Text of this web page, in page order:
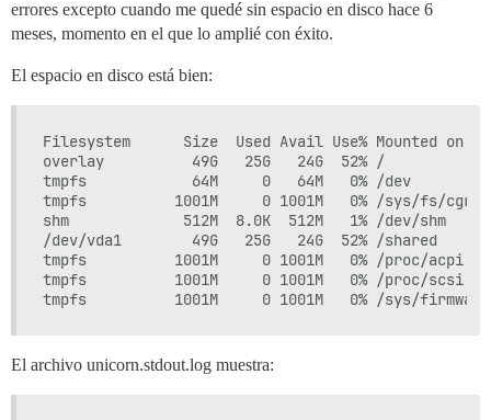
errores excepto cuando me quedé sin espacio en disco hace 6
meses, momento en el que lo amplié con éxito.
El espacio en disco está bien:
Filesystem      Size  Used Avail Use% Mounted on
overlay          49G   25G   24G  52% /
tmpfs            64M     0   64M   0% /dev
tmpfs          1001M     0 1001M   0% /sys/fs/
shm             512M  8.0K  512M   1% /dev/shm
/dev/vda1        49G   25G   24G  52% /shared
tmpfs          1001M     0 1001M   0% /proc/acpi
tmpfs          1001M     0 1001M   0% /proc/scsi
El archivo unicorn.stdout.log muestra: